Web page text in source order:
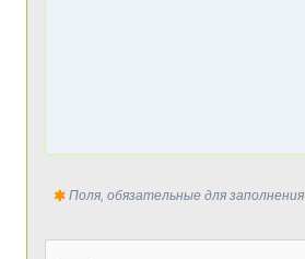
Поля, обязательные для заполнения